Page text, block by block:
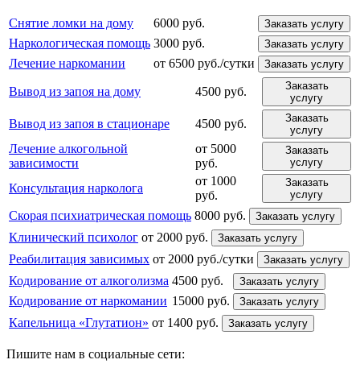
Снятие ломки на дому 6000 руб. Заказать услугу
Наркологическая помощь 3000 руб. Заказать услугу
Лечение наркомании от 6500 руб./сутки Заказать услугу
Вывод из запоя на дому 4500 руб.
Заказать
услугу
Вывод из запоя в стационаре 4500 руб.
Заказать
услугу
Лечение алкогольной
зависимости
от 5000
руб.
Заказать
услугу
Консультация нарколога
от 1000
руб.
Заказать
услугу
Скорая психиатрическая помощь 8000 руб. Заказать услугу
Клинический психолог от 2000 руб. Заказать услугу
Реабилитация зависимых от 2000 руб./сутки Заказать услугу
Кодирование от алкоголизма 4500 руб. Заказать услугу
Кодирование от наркомании 15000 руб. Заказать услугу
Капельница «Глутатион» от 1400 руб. Заказать услугу
Пишите нам в социальные сети: